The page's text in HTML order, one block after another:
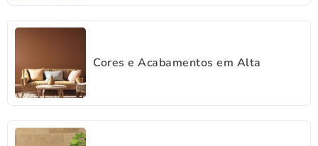
Cores e Acabamentos em Alta